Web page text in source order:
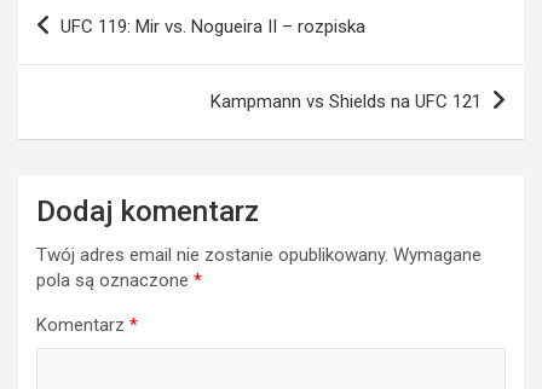
Nawigacja
UFC 119: Mir vs. Nogueira II – rozpiska
Kampmann vs Shields na UFC 121
Dodaj komentarz
Twój adres email nie zostanie opublikowany. Wymagane
pola są oznaczone *
Komentarz *